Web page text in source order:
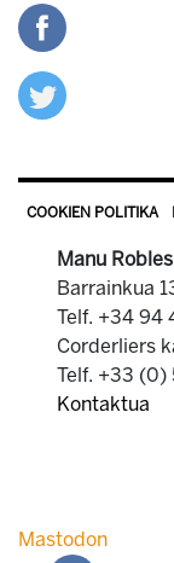
COOKIEN POLITIKA
Manu
Barrainkua
Telf. +34 94
Corderliers
Telf. +33 (0)
Kontaktua
Mastodon